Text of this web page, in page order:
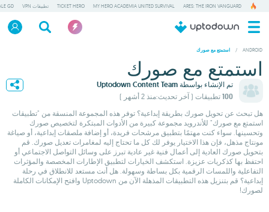
ARES: THE IRON VANGUARD
MY HERO ACADEMIA UNITED SURVIVAL
TICKET HERO تطبيقات VPN GD
ANDROID
/ استمتع مع صورك
استمتع مع صورك
تم الإنشاء بواسطة Uptodown Content Team
100 تطبيقات
( آخر تحديث:منذ 2 أشهر )
هل تبحث عن تحويل صورك بطريقة إبداعية؟ توفر هذه المجموعة المنسقة من "تطبيقات
استمتع مع صورك" للأندرويد مجموعة كبيرة من الأدوات المبتكرة لتخصيص صورك
وتحسينها. سواء كنت مهتمًا بتطبيق مرشحات فريدة، أو إضافة ملصقات إبداعية، أو صياغة
مونتاج مذهل، فإن هذا الاختيار يوفر لك كل ما تحتاج إليه لمغامرات تعديل صورك. قم
بتحويل صورك العادية إلى أعمال فنية غير عادية تبرز على وسائل التواصل الاجتماعي أو
احتفظ بها كذكريات عزيزة. استكشف الخيارات لتطبيق الإطارات المخصصة والمؤثرات
التفاعلية واللمسات الرقمية بكل بساطة وسهولة. هل أنت مستعد للانطلاق في رحلة
إبداعية؟ قم بتنزيل هذه التطبيقات المذهلة الآن من Uptodown وافتح الإمكانات الكاملة
لصورك!